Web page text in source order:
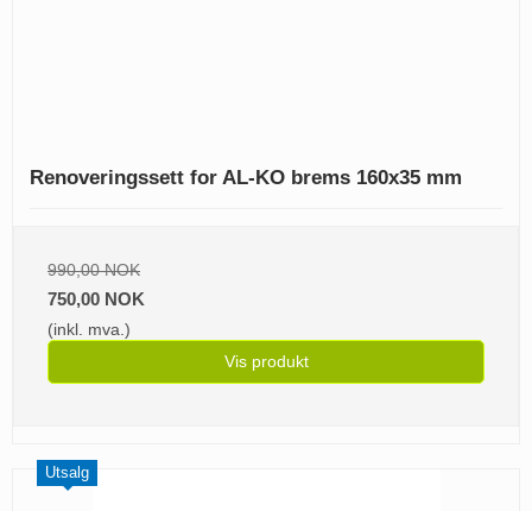
Renoveringssett for AL-KO brems 160x35 mm
990,00 NOK
750,00 NOK
(inkl. mva.)
Vis produkt
Utsalg